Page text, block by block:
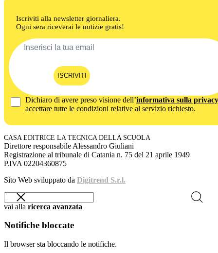
Iscriviti alla newsletter giornaliera.
Ogni sera riceverai le notizie gratis!
ISCRIVITI
Dichiaro di avere preso visione dell’informativa sulla privacy
accettare tutte le condizioni relative al servizio richiesto.
CASA EDITRICE LA TECNICA DELLA SCUOLA
Direttore responsabile Alessandro Giuliani
Registrazione al tribunale di Catania n. 75 del 21 aprile 1949
P.IVA 02204360875
Sito Web sviluppato da Digitrend S.r.l.
vai alla ricerca avanzata
Notifiche bloccate
Il browser sta bloccando le notifiche.